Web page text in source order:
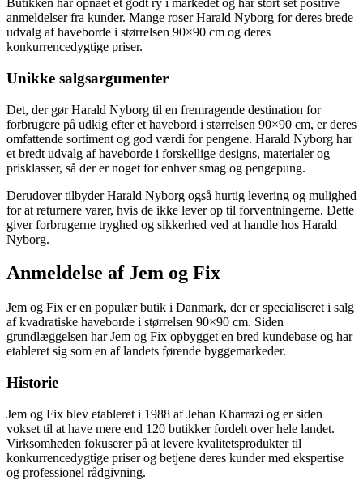
Butikken har opnået et godt ry i markedet og har stort set positive
anmeldelser fra kunder. Mange roser Harald Nyborg for deres brede
udvalg af haveborde i størrelsen 90×90 cm og deres
konkurrencedygtige priser.
Unikke salgsargumenter
Det, der gør Harald Nyborg til en fremragende destination for
forbrugere på udkig efter et havebord i størrelsen 90×90 cm, er deres
omfattende sortiment og god værdi for pengene. Harald Nyborg har
et bredt udvalg af haveborde i forskellige designs, materialer og
prisklasser, så der er noget for enhver smag og pengepung.
Derudover tilbyder Harald Nyborg også hurtig levering og mulighed
for at returnere varer, hvis de ikke lever op til forventningerne. Dette
giver forbrugerne tryghed og sikkerhed ved at handle hos Harald
Nyborg.
Anmeldelse af Jem og Fix
Jem og Fix er en populær butik i Danmark, der er specialiseret i salg
af kvadratiske haveborde i størrelsen 90×90 cm. Siden
grundlæggelsen har Jem og Fix opbygget en bred kundebase og har
etableret sig som en af landets førende byggemarkeder.
Historie
Jem og Fix blev etableret i 1988 af Jehan Kharrazi og er siden
vokset til at have mere end 120 butikker fordelt over hele landet.
Virksomheden fokuserer på at levere kvalitetsprodukter til
konkurrencedygtige priser og betjene deres kunder med ekspertise
og professionel rådgivning.